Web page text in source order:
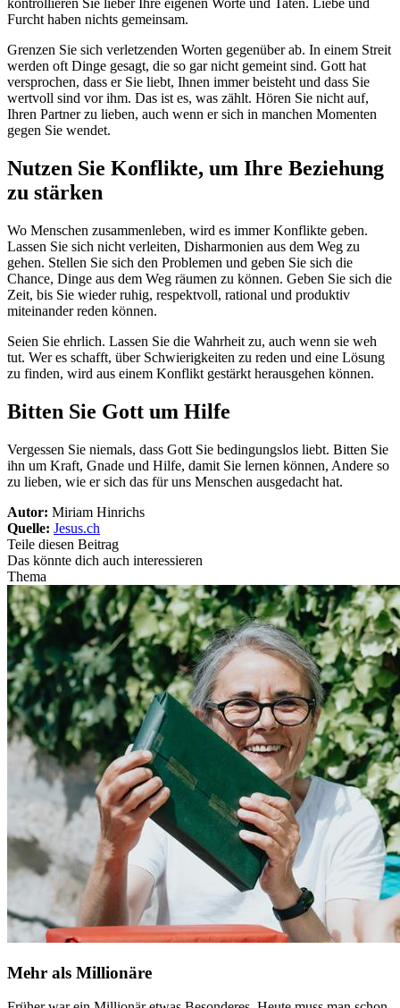
kontrollieren Sie lieber Ihre eigenen Worte und Taten. Liebe und
Furcht haben nichts gemeinsam.
Grenzen Sie sich verletzenden Worten gegenüber ab. In einem Streit
werden oft Dinge gesagt, die so gar nicht gemeint sind. Gott hat
versprochen, dass er Sie liebt, Ihnen immer beisteht und dass Sie
wertvoll sind vor ihm. Das ist es, was zählt. Hören Sie nicht auf,
Ihren Partner zu lieben, auch wenn er sich in manchen Momenten
gegen Sie wendet.
Nutzen Sie Konflikte, um Ihre Beziehung
zu stärken
Wo Menschen zusammenleben, wird es immer Konflikte geben.
Lassen Sie sich nicht verleiten, Disharmonien aus dem Weg zu
gehen. Stellen Sie sich den Problemen und geben Sie sich die
Chance, Dinge aus dem Weg räumen zu können. Geben Sie sich die
Zeit, bis Sie wieder ruhig, respektvoll, rational und produktiv
miteinander reden können.
Seien Sie ehrlich. Lassen Sie die Wahrheit zu, auch wenn sie weh
tut. Wer es schafft, über Schwierigkeiten zu reden und eine Lösung
zu finden, wird aus einem Konflikt gestärkt herausgehen können.
Bitten Sie Gott um Hilfe
Vergessen Sie niemals, dass Gott Sie bedingungslos liebt. Bitten Sie
ihn um Kraft, Gnade und Hilfe, damit Sie lernen können, Andere so
zu lieben, wie er sich das für uns Menschen ausgedacht hat.
Autor: Miriam Hinrichs
Quelle: Jesus.ch
Teile diesen Beitrag
Das könnte dich auch interessieren
Thema
Mehr als Millionäre